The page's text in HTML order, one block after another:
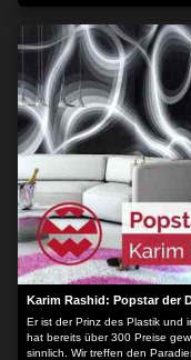
Karim Rashid: Popstar der
Er ist der Prinz des Plastik und
hat bereits über 300 Preise
sinnlich. Wir treffen den